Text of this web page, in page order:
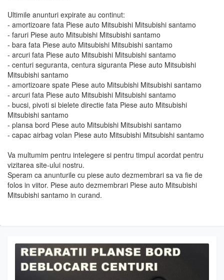
Ultimile anunturi expirate au continut:
- amortizoare fata Piese auto Mitsubishi Mitsubishi santamo
- faruri Piese auto Mitsubishi Mitsubishi santamo
- bara fata Piese auto Mitsubishi Mitsubishi santamo
- arcuri fata Piese auto Mitsubishi Mitsubishi santamo
- centuri seguranta, centura siguranta Piese auto Mitsubishi
Mitsubishi santamo
- amortizoare spate Piese auto Mitsubishi Mitsubishi santamo
- arcuri fata Piese auto Mitsubishi Mitsubishi santamo
- bucsi, pivoti si bielete directie fata Piese auto Mitsubishi
Mitsubishi santamo
- plansa bord Piese auto Mitsubishi Mitsubishi santamo
- capac airbag volan Piese auto Mitsubishi Mitsubishi santamo
Va multumim pentru intelegere si pentru timpul acordat pentru
vizitarea site-ului nostru.
Speram ca anunturile cu piese auto dezmembrari sa va fie de
folos in viitor. Piese auto dezmembrari Piese auto Mitsubishi
Mitsubishi santamo in curand.